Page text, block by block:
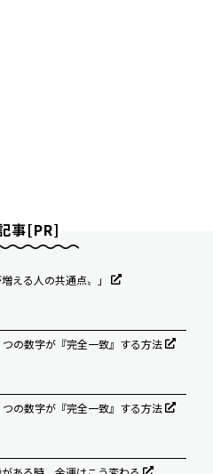
事[PR]
える人の共通点〟」
の数字が『完全一致』する方法
の数字が『完全一致』する方法